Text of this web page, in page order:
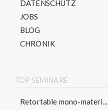
DATENSCHUTZ
JOBS
BLOG
CHRONIK
TOP SEMINARE
Retortable mono-materi...